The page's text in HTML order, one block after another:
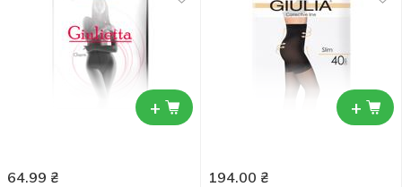
+
64.99 ₴
+
194.00 ₴